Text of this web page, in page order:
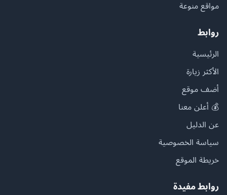
مواقع منوعة
روابط
الرئيسية
الأكثر زيارة
أضف موقع
💰 أعلن معنا
عن الدليل
سياسة الخصوصية
خريطة الموقع
روابط مفيدة